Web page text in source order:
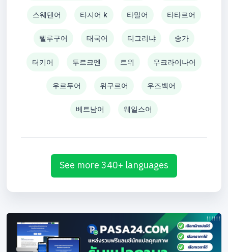
스웨덴어 타지어 k 타밀어 타타르어
텔루구어 태국어 티그리냐 송가
터키어 투르크멘 트위 우크라이나어
우르두어 위구르어 우즈벡어
베트남어 웨일스어
See more 340+ languages